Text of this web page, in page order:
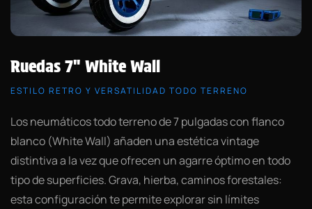
Ruedas 7" White Wall
ESTILO RETRO Y VERSATILIDAD TODO TERRENO
Los neumáticos todo terreno de 7 pulgadas con flanco
blanco (White Wall) añaden una estética vintage
distintiva a la vez que ofrecen un agarre óptimo en todo
tipo de superficies. Grava, hierba, caminos forestales:
esta configuración te permite explorar sin límites